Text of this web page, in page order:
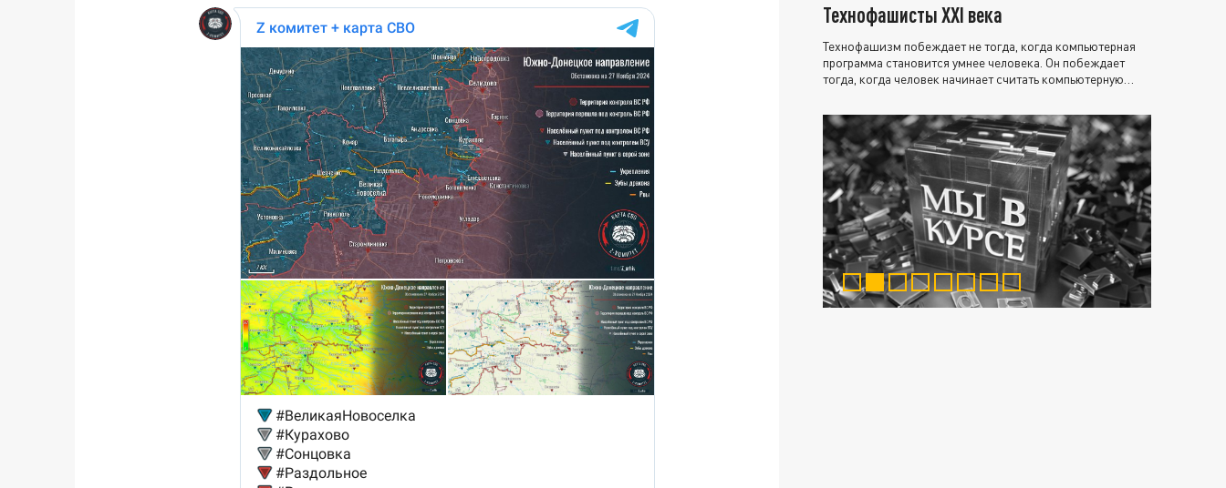
Технофашисты XXI века
Технофашизм побеждает не тогда, когда компьютерная
программа становится умнее человека. Он побеждает
тогда, когда человек начинает считать компьютерную